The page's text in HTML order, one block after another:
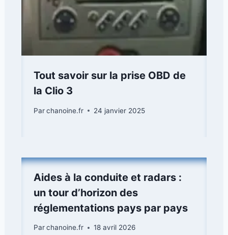
Tout savoir sur la prise OBD de
la Clio 3
Parchanoine.fr 24 janvier 2025
Aides à la conduite et radars :
un tour d’horizon des
réglementations pays par pays
Parchanoine.fr 18 avril 2026